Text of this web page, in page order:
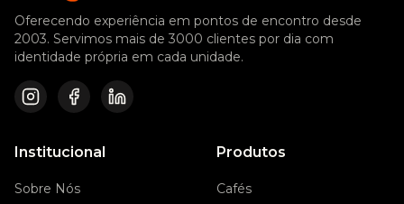
Oferecendo experiência em pontos de encontro desde
2003. Servimos mais de 3000 clientes por dia com
identidade própria em cada unidade.
Institucional
Sobre Nós
Produtos
Cafés